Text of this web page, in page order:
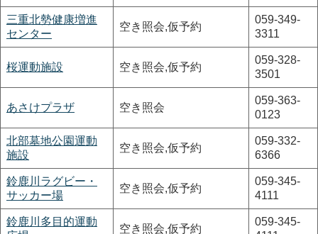
三重北勢健康増進
センター
空き照会,仮予約
059-349-
3311
桜運動施設 空き照会,仮予約
059-328-
3501
あさけプラザ 空き照会
059-363-
0123
北部墓地公園運動
施設
空き照会,仮予約
059-332-
6366
鈴鹿川ラグビー・
サッカー場
空き照会,仮予約
059-345-
4111
鈴鹿川多目的運動
空き照会,仮予約
059-345-